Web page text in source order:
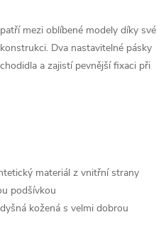
mezi oblíbené modely díky své
Dva nastavitelné pásky
a zajistí pevnější fixaci při
materiál z vnitřní strany
podšívkou
kožená s velmi dobrou